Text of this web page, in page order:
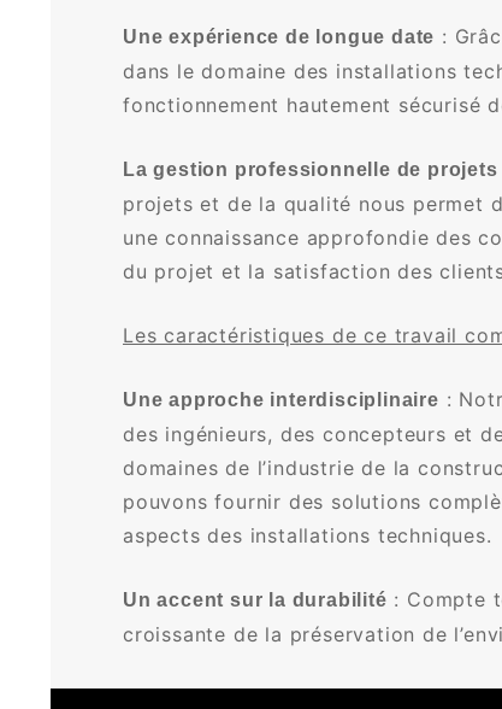
Une expérience de longue date :
dans le domaine des installations
fonctionnement hautement sécurisé
La gestion professionnelle de projets
projets et de la qualité nous permet
une connaissance approfondie des
du projet et la satisfaction des
Les caractéristiques de ce travail
Une approche interdisciplinaire :
des ingénieurs, des concepteurs et
domaines de l’industrie de la
pouvons fournir des solutions
aspects des installations techniques.
Un accent sur la durabilité : Compte
croissante de la préservation de